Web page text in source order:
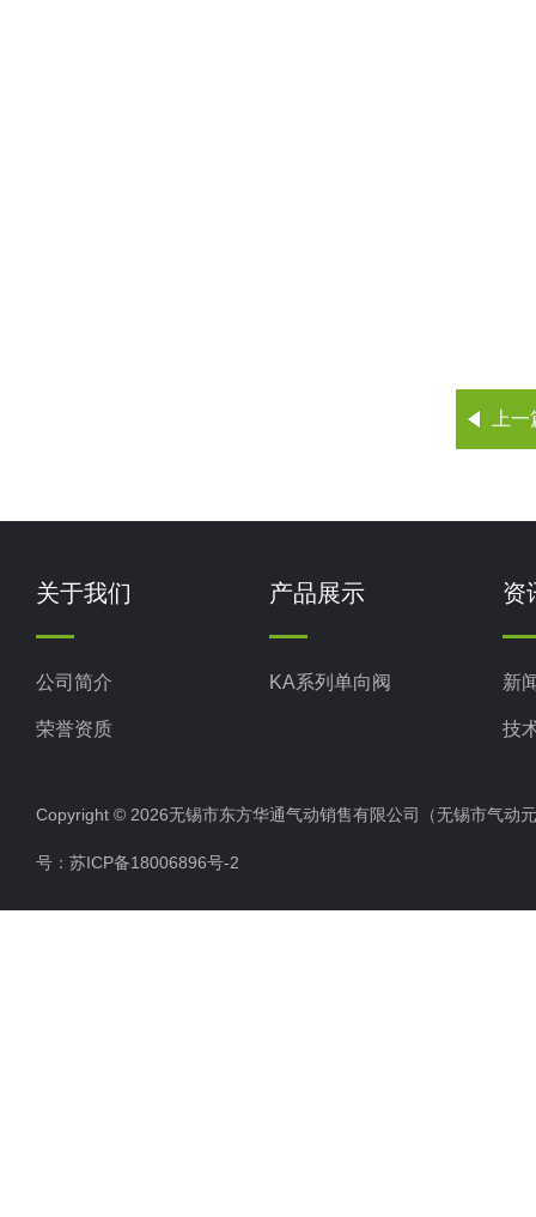
上
关于我们
公司简介
荣誉资质
产品展示
KA系列单向阀
资
新
技
Copyright © 2026无锡市东方华通气动销售有限公司（无锡市气
号： 苏ICP备18006896号-2